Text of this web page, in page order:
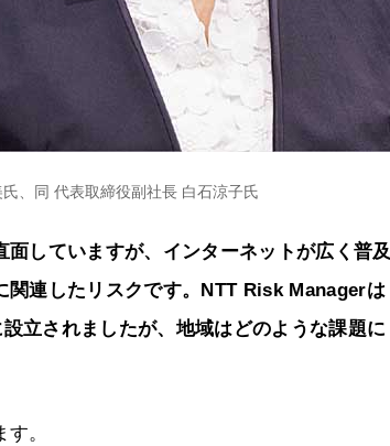
、同 代表取締役副社長 白石涼子氏
していますが、インターネットが広く普及
関連したリスクです。NTT Risk Managerは
立されましたが、地域はどのような課題に
。